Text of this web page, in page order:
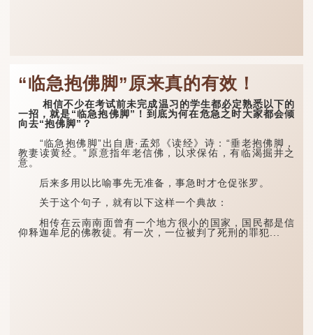
“临急抱佛脚”原来真的有效！
相信不少在考试前未完成温习的学生都必定熟悉以下的
一招，就是“临急抱佛脚”！到底为何在危急之时大家都会倾
向去“抱佛脚”？
“临急抱佛脚”出自唐·孟郊《读经》诗：“垂老抱佛脚，
教妻读黄经。”原意指年老信佛，以求保佑，有临渴掘井之
意。
后来多用以比喻事先无准备，事急时才仓促张罗。
关于这个句子，就有以下这样一个典故：
相传在云南南面曾有一个地方很小的国家，国民都是信
仰释迦牟尼的佛教徒。有一次，一位被判了死刑的罪犯...